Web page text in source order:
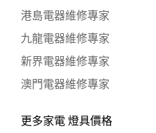
港島電器維修專家
九龍電器維修專家
新界電器維修專家
澳門電器維修專家
更多家電 燈具價格